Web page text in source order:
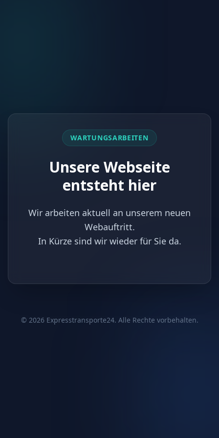
WARTUNGSARBEITEN
Unsere Webseite
entsteht hier
Wir arbeiten aktuell an unserem neuen
Webauftritt.
In Kürze sind wir wieder für Sie da.
© 2026Expresstransporte24. Alle Rechte vorbehalten.